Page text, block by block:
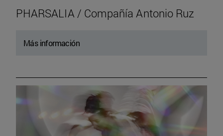
PHARSALIA / Compañía Antonio Ruz
Más información